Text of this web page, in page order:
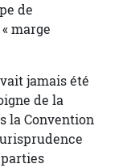
de
marge
jamais été
de la
la Convention